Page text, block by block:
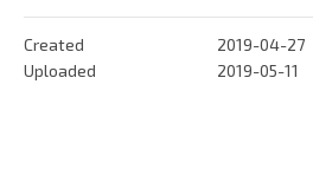
Created
2019-04-27
Uploaded
2019-05-11